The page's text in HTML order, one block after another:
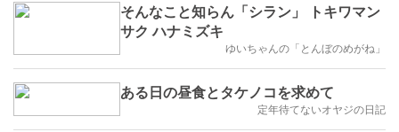
そんなこと知らん「シラン」 トキワマン
サク ハナミズキ
ゆいちゃんの「とんぼのめがね」
ある日の昼食とタケノコを求めて
定年待てないオヤジの日記